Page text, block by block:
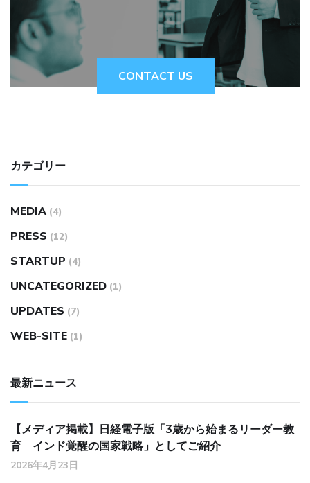
CONTACT US
カテゴリー
MEDIA (4)
PRESS (12)
STARTUP (4)
UNCATEGORIZED (1)
UPDATES (7)
WEB-SITE (1)
最新ニュース
【メディア掲載】日経電子版「3歳から始まるリーダー教
育 インド覚醒の国家戦略」としてご紹介
2026年4月23日